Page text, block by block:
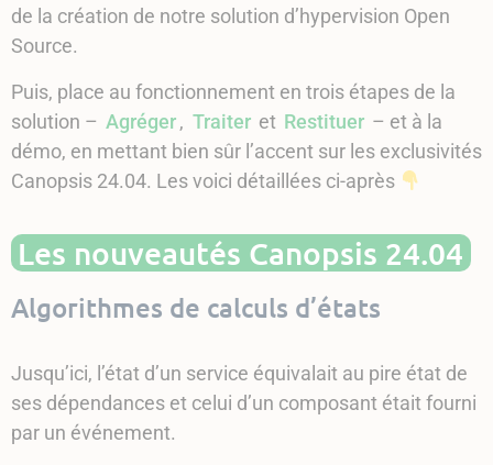
de la création de notre solution d’hypervision Open
Source.
Puis, place au fonctionnement en trois étapes de la
solution – Agréger, Traiter et Restituer – et à la
démo, en mettant bien sûr l’accent sur les exclusivités
Canopsis 24.04. Les voici détaillées ci-après
Les nouveautés Canopsis 24.04
Algorithmes de calculs d’états
Jusqu’ici, l’état d’un service équivalait au pire état de
ses dépendances et celui d’un composant était fourni
par un événement.